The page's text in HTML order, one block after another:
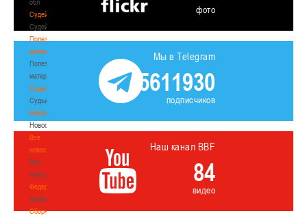
обл
Судейство
Судейство
Полезные
материалы
Полезные
материалы
Судьи
Судьи
Новости
Новости
Все
новости
Все
новости
Федерация
Федерация
Сборные
фото
Мы в Telegram
5611930
подписчиков
Наш канал BBF
84
видео